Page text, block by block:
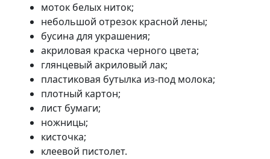
моток белых ниток;
небольшой отрезок красной лены;
бусина для украшения;
акриловая краска черного цвета;
глянцевый акриловый лак;
пластиковая бутылка из-под молока;
плотный картон;
лист бумаги;
ножницы;
кисточка;
клеевой пистолет.